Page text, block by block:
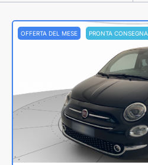
OFFERTA DEL MESE PRONTA CONSEGNA